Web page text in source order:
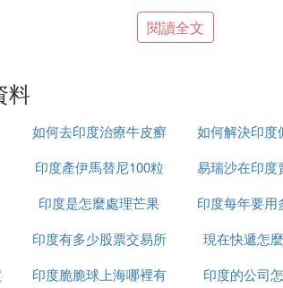
發展迅速，吸引了大量資源和企業
業機會和收入機會，而農村地區往
城市和富裕地區擁有更多的教育資
改變命運。
閱讀全文
料
如何去印度治療牛皮癬
如何解決印度
的問
印度產伊馬替尼100粒
裝多少錢
易瑞沙在印度
一粒
印度是怎麼處理芒果 印度每年要用
印度有多少股票交易所 現在快遞怎
印度脆脆球上海哪裡有 印度的公司